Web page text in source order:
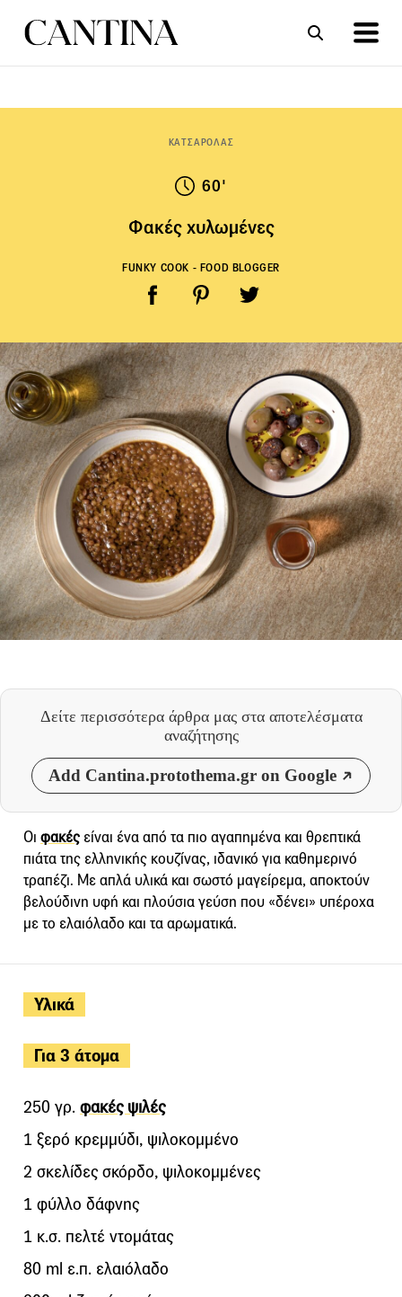
ΚΑΤΣΑΡΟΛΑΣ
60'
Φακές χυλωμένες
FUNKY COOK - FOOD BLOGGER
Δείτε περισσότερα άρθρα μας στα αποτελέσματα
αναζήτησης
Add Cantina.protothema.gr on Google
Υλικά
Για 3 άτομα
250 γρ. φακές ψιλές
1 ξερό κρεμμύδι, ψιλοκομμένο
2 σκελίδες σκόρδο, ψιλοκομμένες
1 φύλλο δάφνης
1 κ.σ. πελτέ ντομάτας
80 ml ε.π. ελαιόλαδο
Οι φακές είναι ένα από τα πιο αγαπημένα και θρεπτικά
πιάτα της ελληνικής κουζίνας, ιδανικό για καθημερινό
τραπέζι. Με απλά υλικά και σωστό μαγείρεμα, αποκτούν
βελούδινη υφή και πλούσια γεύση που «δένει» υπέροχα
με το ελαιόλαδο και τα αρωματικά.